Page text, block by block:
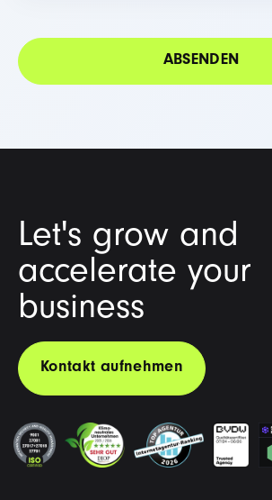
Let's grow and
accelerate your
business
Kontakt aufnehmen